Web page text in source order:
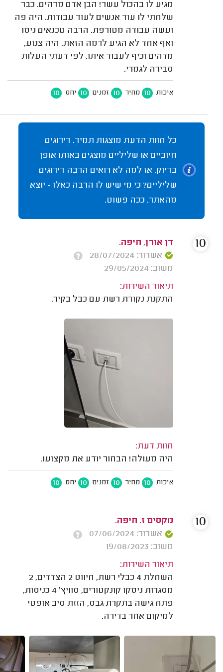
מגיע לו בהכול עשר! הבן אדם מדהים. כבר
שלחתי לו עוד אנשים לעוד עבודות. היה פה
ועשה עבודה מטורפת. הרבה טכנאים ניסו
ואף אחד לא הגיע לרמה הזאת. היה צנוע,
מדהים וכיף לעבוד איתו. לפי דעתי העלות
סבירה לגמרי.
איכות 10 מחיר 10 זמנים 10 יחס 10
כל חוות הדעת מוצגות תמיד. דירוגים
חיוביים או שליליים מוצגים באותו אופן
בדיוק. אז למה לא רואים הרבה דירוגים
שליליים? כי מי שיש לו הרבה כאלו - יוצא
מהאתר. ככה פשוט.
דן אורן, חיפה.
אשרור: 28/07/2024
משוב: 29/05/2024
תיאור השירות:
התקנת נקודת רשת עם כבל בקיר.
חוות דעת:
היה מעולה! הבחור יודע את מקצועו.
איכות 10 מחיר 10 זמנים 10 יחס 10
10
מקסים ז. חיפה.
אשרור: 07/06/2024
משוב: 19/08/2023
תיאור השירות:
השחלת 4 כבלי רשת, חיווט 2 הצדדים, 2
מסגרות ניסקו קונקטורים, סוויץ' 4 כניסות,
פתח גישה בתקרת גבס, הזזת סיב אופטי
למיקום אחר בדירה.
10